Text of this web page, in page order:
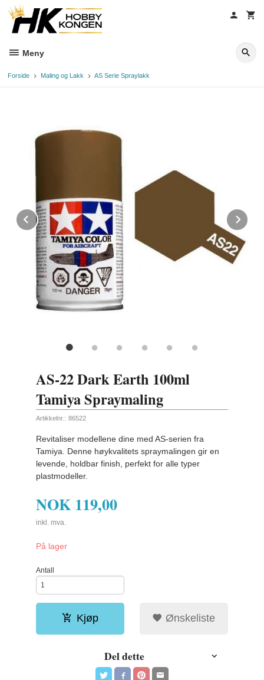
innholdet
Meny
Forside Maling og Lakk AS Serie Spraylakk
Prev
AS-22 Dark Earth 100ml
Tamiya Spraymaling
Artikkelnr.: 86522
Revitaliser modellene dine med AS-serien fra
Tamiya. Denne høykvalitets spraymalingen gir en
levende, holdbar finish, perfekt for alle typer
plastmodeller.
NOK 119,00
inkl. mva.
På lager
Antall
Kjøp Ønskeliste
Del dette